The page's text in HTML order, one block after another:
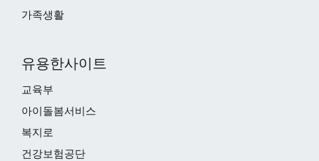
가족생활
유용한사이트
교육부
아이돌봄서비스
복지로
건강보험공단